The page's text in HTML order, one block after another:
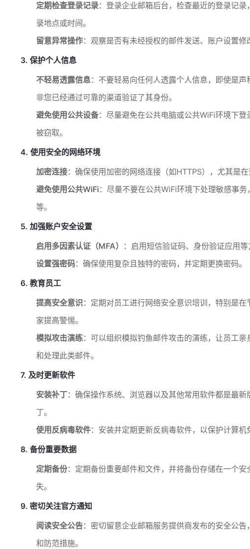
定期检查登录记录：登录企业邮箱后台，检查最近的登录记
录地点或时间。
留意异常操作：观察是否有未经授权的邮件发送、账户设置修
3. 保护个人信息
不轻易透露信息：不要轻易向任何人透露个人信息，即使是
非您已经通过可靠的渠道验证了其身份。
避免使用公共设备：尽量避免在公共电脑或公共WiFi环境下登
被窃取。
4. 使用安全的网络环境
加密连接：确保使用加密的网络连接（如HTTPS），尤其是在
避免使用公共WiFi ：尽量不要在公共WiFi环境下处理敏感事
等。
5. 加强账户安全设置
启用多因素认证（MFA）
：启用短信验证码、身份验证应用等
设置强密码：确保使用复杂且独特的密码，并定期更换密码。
6. 教育员工
提高安全意识：定期对员工进行网络安全意识培训，特别是
家提高警惕。
模拟攻击演练：可以组织模拟钓鱼邮件攻击的演练，让员工亲
和处理此类邮件。
7. 及时更新软件
安装补丁：确保操作系统、浏览器以及其他常用软件都是最
丁。
使用反病毒软件：安装并定期更新反病毒软件，以保护计算机
8. 备份重要数据
定期备份：定期备份重要邮件和文件，并将备份存储在一个
失。
9. 密切关注官方通知
阅读安全公告：密切留意企业邮箱服务提供商发布的安全公
和防范措施。